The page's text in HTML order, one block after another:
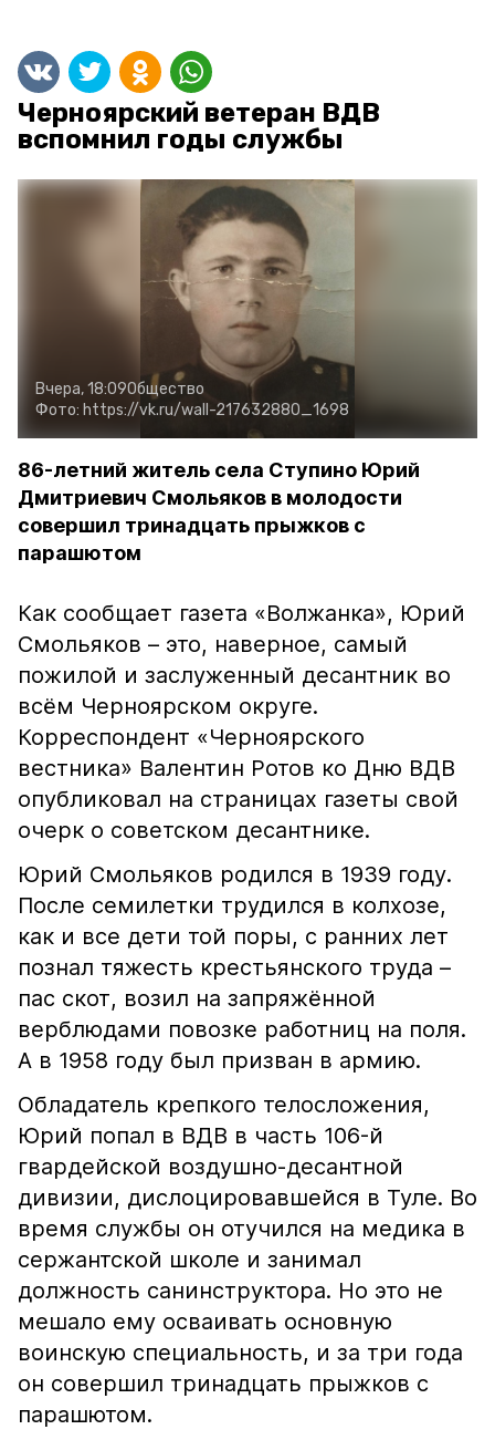
Черноярский ветеран ВДВ
вспомнил годы службы
Вчера, 18:09Общество
Фото: https://vk.ru/wall-217632880_1698
86-летний житель села Ступино Юрий
Дмитриевич Смольяков в молодости
совершил тринадцать прыжков с
парашютом
Как сообщает газета «Волжанка», Юрий
Смольяков – это, наверное, самый
пожилой и заслуженный десантник во
всём Черноярском округе.
Корреспондент «Черноярского
вестника» Валентин Ротов ко Дню ВДВ
опубликовал на страницах газеты свой
очерк о советском десантнике.
Юрий Смольяков родился в 1939 году.
После семилетки трудился в колхозе,
как и все дети той поры, с ранних лет
познал тяжесть крестьянского труда –
пас скот, возил на запряжённой
верблюдами повозке работниц на поля.
А в 1958 году был призван в армию.
Обладатель крепкого телосложения,
Юрий попал в ВДВ в часть 106-й
гвардейской воздушно-десантной
дивизии, дислоцировавшейся в Туле. Во
время службы он отучился на медика в
сержантской школе и занимал
должность санинструктора. Но это не
мешало ему осваивать основную
воинскую специальность, и за три года
он совершил тринадцать прыжков с
парашютом.